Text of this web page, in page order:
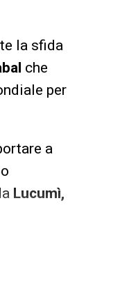
la sfida
che
per
a
Lucumì,